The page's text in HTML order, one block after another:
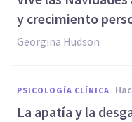
y crecimiento
Georgina Hudson
PSICOLOGÍA CLÍNICA
La apatía y la